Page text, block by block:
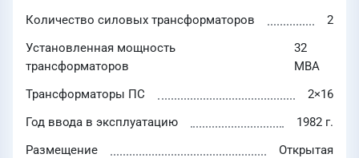
Количество силовых трансформаторов
2
Установленная мощность
трансформаторов
32
МВА
Трансформаторы ПС
2×16
Год ввода в эксплуатацию
1982 г.
Размещение
Открытая